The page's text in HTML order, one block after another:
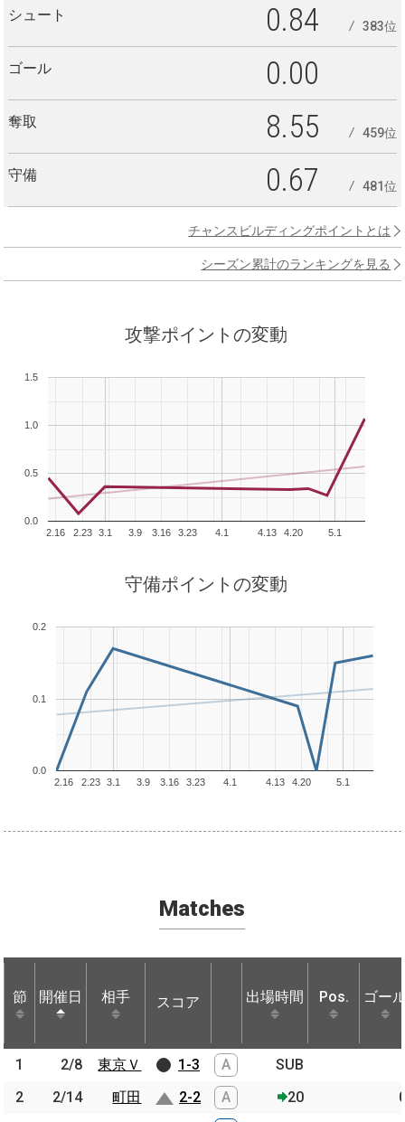
シュート 0.84 383位
ゴール 0.00
奪取 8.55 459位
守備 0.67 481位
チャンスビルディングポイントとは
シーズン累計のランキングを見る
攻撃ポイントの変動
3.1 4.1 5.1
2.16 2.23 3.9 3.16 3.23 4.13 4.20
0.0
0.5
1.0
1.5
守備ポイントの変動
3.1 4.1 5.1
2.16 2.23 3.9 3.16 3.23 4.13 4.20
0.0
0.1
0.2
Matches
節 開催日 相手 スコア 出場時間 Pos. ゴー
節 開催日 相手 スコア 出場時間
1 2/8 東京Ｖ 1-3 A
SUB
2
2/14 町田 2-2 A 20
節 開催日 相手
1 2/8
東京Ｖ
2
2/14
町田